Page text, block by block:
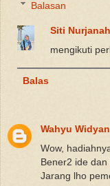
Balasan
Siti Nurjanah
mengikuti
Balas
Wahyu
Wow,
Bener2 ide
Jarang lho